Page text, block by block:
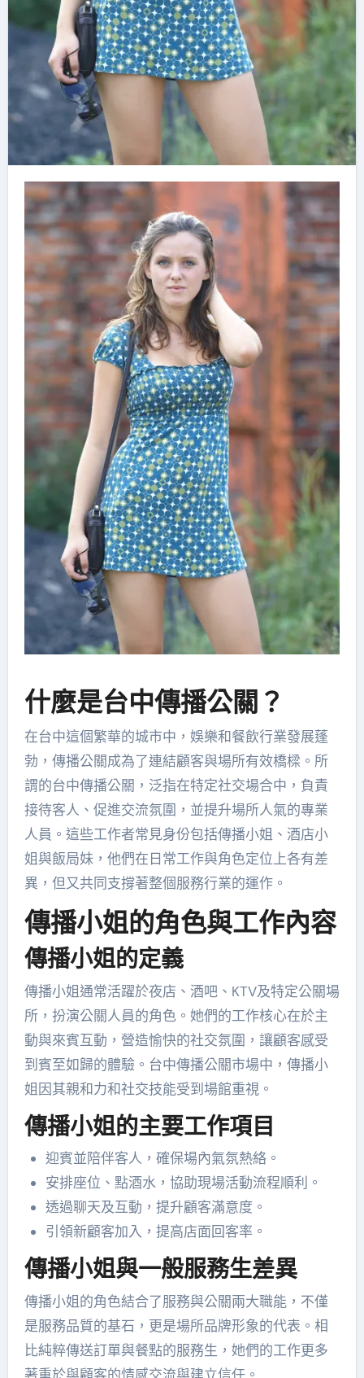
什麼是台中傳播公關？
在台中這個繁華的城市中，娛樂和餐飲行業發展蓬
勃，傳播公關成為了連結顧客與場所有效橋樑。所
謂的台中傳播公關，泛指在特定社交場合中，負責
接待客人、促進交流氛圍，並提升場所人氣的專業
人員。這些工作者常見身份包括傳播小姐、酒店小
姐與飯局妹，他們在日常工作與角色定位上各有差
異，但又共同支撐著整個服務行業的運作。
傳播小姐的角色與工作內容
傳播小姐的定義
傳播小姐通常活躍於夜店、酒吧、KTV及特定公關場
所，扮演公關人員的角色。她們的工作核心在於主
動與來賓互動，營造愉快的社交氛圍，讓顧客感受
到賓至如歸的體驗。台中傳播公關市場中，傳播小
姐因其親和力和社交技能受到場館重視。
傳播小姐的主要工作項目
迎賓並陪伴客人，確保場內氣氛熱絡。
安排座位、點酒水，協助現場活動流程順利。
透過聊天及互動，提升顧客滿意度。
引領新顧客加入，提高店面回客率。
傳播小姐與一般服務生差異
傳播小姐的角色結合了服務與公關兩大職能，不僅
是服務品質的基石，更是場所品牌形象的代表。相
比純粹傳送訂單與餐點的服務生，她們的工作更多